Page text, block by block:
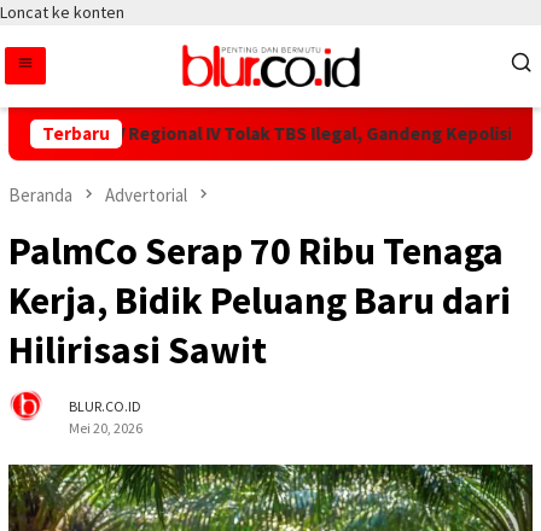
Loncat ke konten
Terbaru
IV Regional IV Tolak TBS Ilegal, Gandeng Kepolisian
Beranda Advertorial
PalmCo Serap 70 Ribu Tenaga
Kerja, Bidik Peluang Baru dari
Hilirisasi Sawit
BLUR.CO.ID
Mei 20, 2026